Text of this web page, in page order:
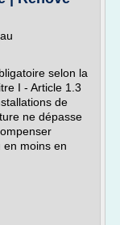
selon la
I - Article 1.3
de
ne dépasse
en moins en